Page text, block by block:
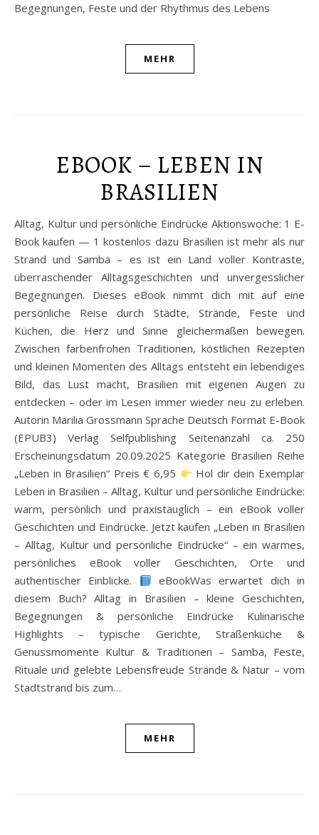
Begegnungen, Feste und der Rhythmus des Lebens
MEHR
EBOOK – LEBEN IN
BRASILIEN
Alltag, Kultur und persönliche Eindrücke Aktionswoche: 1 E-
Book kaufen — 1 kostenlos dazu Brasilien ist mehr als nur
Strand und Samba – es ist ein Land voller Kontraste,
überraschender Alltagsgeschichten und unvergesslicher
Begegnungen. Dieses eBook nimmt dich mit auf eine
persönliche Reise durch Städte, Strände, Feste und
Küchen, die Herz und Sinne gleichermaßen bewegen.
Zwischen farbenfrohen Traditionen, köstlichen Rezepten
und kleinen Momenten des Alltags entsteht ein lebendiges
Bild, das Lust macht, Brasilien mit eigenen Augen zu
entdecken – oder im Lesen immer wieder neu zu erleben.
Autorin Marilia Grossmann Sprache Deutsch Format E-Book
(EPUB3) Verlag Selfpublishing Seitenanzahl ca. 250
Erscheinungsdatum 20.09.2025 Kategorie Brasilien Reihe
„Leben in Brasilien“ Preis € 6,95
Hol dir dein Exemplar
Leben in Brasilien – Alltag, Kultur und persönliche Eindrücke:
warm, persönlich und praxistauglich – ein eBook voller
Geschichten und Eindrücke. Jetzt kaufen „Leben in Brasilien
– Alltag, Kultur und persönliche Eindrücke“ – ein warmes,
persönliches eBook voller Geschichten, Orte und
authentischer Einblicke.
eBookWas erwartet dich in
diesem Buch? Alltag in Brasilien – kleine Geschichten,
Begegnungen & persönliche Eindrücke Kulinarische
Highlights – typische Gerichte, Straßenküche &
Genussmomente Kultur & Traditionen – Samba, Feste,
Rituale und gelebte Lebensfreude Strände & Natur – vom
Stadtstrand bis zum…
MEHR